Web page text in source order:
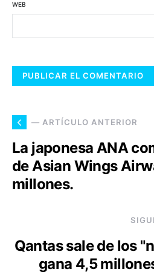
WEB
— ARTÍCULO ANTERIOR
La japonesa ANA
de Asian Wings
millones.
Qantas sale de los
gana 4,5